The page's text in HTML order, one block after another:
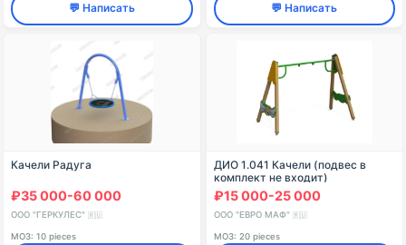
💬 Написать 💬 Написать
Качели Радуга
₽35 000-60 000
ООО "ГЕРКУЛЕС" 🇷🇺
МОЗ: 10 pieces
ДИО 1.041 Качели (подвес в
комплект не входит)
₽15 000-25 000
ООО "ЕВРО МАФ" 🇷🇺
МОЗ: 20 pieces